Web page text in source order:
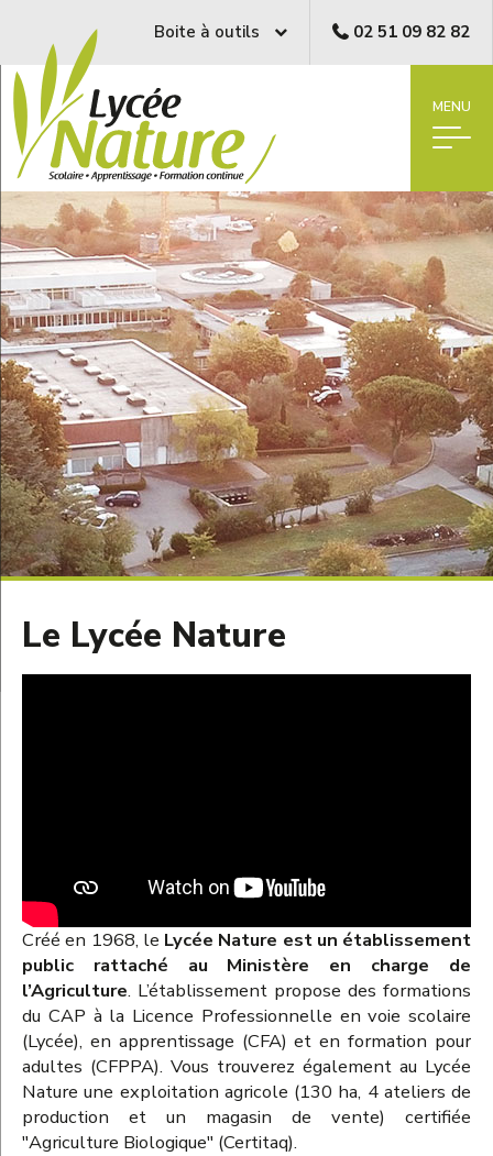
02 51 09 82 82
Boite à outils
MENU
Le Lycée Nature
Créé en 1968, le Lycée Nature est un établissement
public rattaché au Ministère en charge de
l’Agriculture. L’établissement propose des formations
du CAP à la Licence Professionnelle en voie scolaire
(Lycée), en apprentissage (CFA) et en formation pour
adultes (CFPPA). Vous trouverez également au Lycée
Nature une exploitation agricole (130 ha, 4 ateliers de
production et un magasin de vente) certifiée
"Agriculture Biologique" (Certitaq).